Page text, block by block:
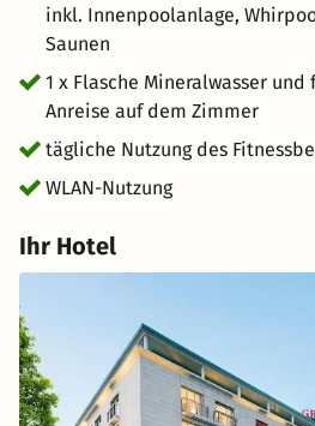
inkl. Innenpoolanlage,
Saunen
1 x Flasche Mineralwasser
Anreise auf dem Zimmer
tägliche Nutzung des
WLAN-Nutzung
Ihr Hotel